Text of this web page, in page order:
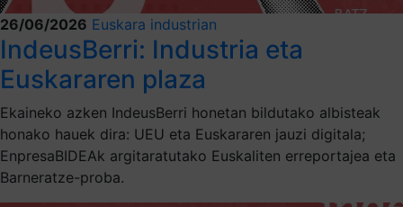
26/06/2026 Euskara industrian
IndeusBerri: Industria eta
Euskararen plaza
Ekaineko azken IndeusBerri honetan bildutako albisteak
honako hauek dira: UEU eta Euskararen jauzi digitala;
EnpresaBIDEAk argitaratutako Euskaliten erreportajea eta
Barneratze-proba.